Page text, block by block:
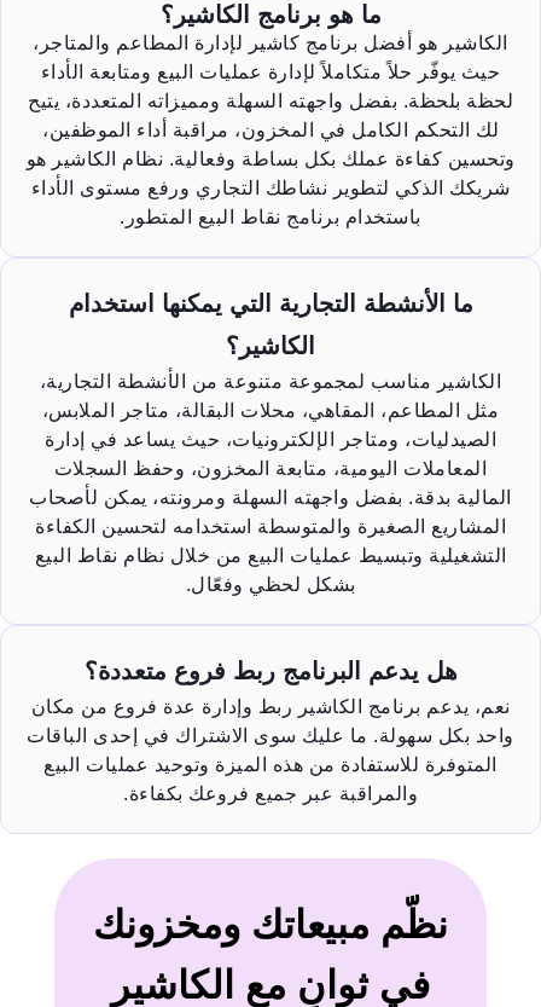
ما هو برنامج الكاشير؟
الكاشير هو أفضل برنامج كاشير لإدارة المطاعم والمتاجر،
حيث يوفّر حلاً متكاملاً لإدارة عمليات البيع ومتابعة الأداء
لحظة بلحظة. بفضل واجهته السهلة ومميزاته المتعددة، يتيح
لك التحكم الكامل في المخزون، مراقبة أداء الموظفين،
وتحسين كفاءة عملك بكل بساطة وفعالية. نظام الكاشير هو
شريكك الذكي لتطوير نشاطك التجاري ورفع مستوى الأداء
باستخدام برنامج نقاط البيع المتطور.
ما الأنشطة التجارية التي يمكنها استخدام
الكاشير؟
الكاشير مناسب لمجموعة متنوعة من الأنشطة التجارية،
مثل المطاعم، المقاهي، محلات البقالة، متاجر الملابس،
الصيدليات، ومتاجر الإلكترونيات، حيث يساعد في إدارة
المعاملات اليومية، متابعة المخزون، وحفظ السجلات
المالية بدقة. بفضل واجهته السهلة ومرونته، يمكن لأصحاب
المشاريع الصغيرة والمتوسطة استخدامه لتحسين الكفاءة
التشغيلية وتبسيط عمليات البيع من خلال نظام نقاط البيع
بشكل لحظي وفعّال.
هل يدعم البرنامج ربط فروع متعددة؟
نعم، يدعم برنامج الكاشير ربط وإدارة عدة فروع من مكان
واحد بكل سهولة. ما عليك سوى الاشتراك في إحدى الباقات
المتوفرة للاستفادة من هذه الميزة وتوحيد عمليات البيع
والمراقبة عبر جميع فروعك بكفاءة.
نظّم مبيعاتك ومخزونك
في ثوانٍ مع الكاشير